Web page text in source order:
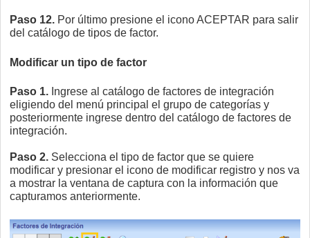
Paso 12. Por último presione el icono ACEPTAR para salir
del catálogo de tipos de factor.
Modificar un tipo de factor
Paso 1. Ingrese al catálogo de factores de integración
eligiendo del menú principal el grupo de categorías y
posteriormente ingrese dentro del catálogo de factores de
integración.
Paso 2. Selecciona el tipo de factor que se quiere
modificar y presionar el icono de modificar registro y nos va
a mostrar la ventana de captura con la información que
capturamos anteriormente.